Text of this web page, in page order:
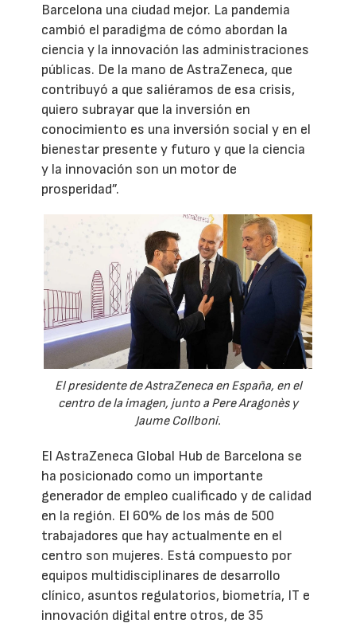
Barcelona una ciudad mejor. La pandemia
cambió el paradigma de cómo abordan la
ciencia y la innovación las administraciones
públicas. De la mano de AstraZeneca, que
contribuyó a que saliéramos de esa crisis,
quiero subrayar que la inversión en
conocimiento es una inversión social y en el
bienestar presente y futuro y que la ciencia
y la innovación son un motor de
prosperidad”.
El presidente de AstraZeneca en España, en el
centro de la imagen, junto a Pere Aragonès y
Jaume Collboni.
El AstraZeneca Global Hub de Barcelona se
ha posicionado como un importante
generador de empleo cualificado y de calidad
en la región. El 60% de los más de 500
trabajadores que hay actualmente en el
centro son mujeres. Está compuesto por
equipos multidisciplinares de desarrollo
clínico, asuntos regulatorios, biometría, IT e
innovación digital entre otros, de 35